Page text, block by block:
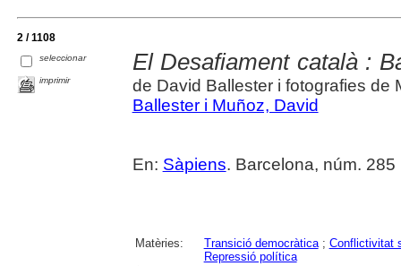
2 / 1108
seleccionar
imprimir
El Desafiament català :
de David Ballester i fotografies de
Ballester i Muñoz, David
En: Sàpiens. Barcelona, núm.
Matèries: Transició democràtica; Conflictivitat
Repressió política